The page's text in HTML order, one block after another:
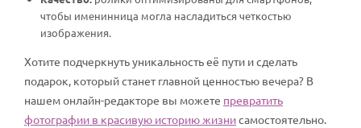
чтобы именинница могла насладиться четкостью
изображения.
Хотите подчеркнуть уникальность её пути и сделать
подарок, который станет главной ценностью вечера? В
нашем онлайн-редакторе вы можете превратить
фотографии в красивую историю жизнисамостоятельно.